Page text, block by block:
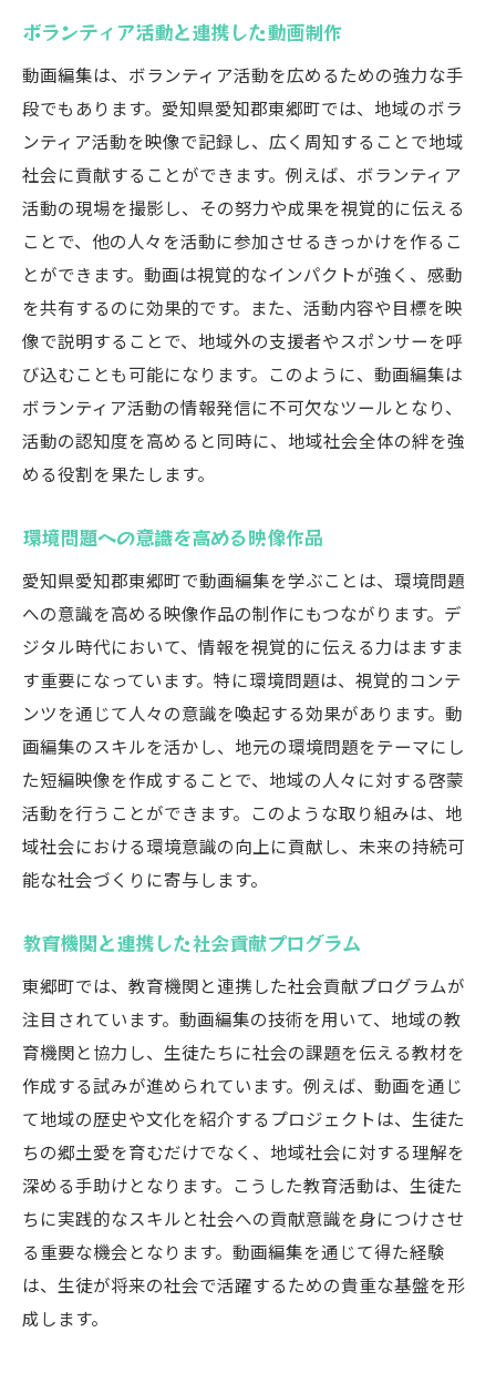
ボランティア活動と連携した動画制作
動画編集は、ボランティア活動を広めるための強力な手
段でもあります。愛知県愛知郡東郷町では、地域のボラ
ンティア活動を映像で記録し、広く周知することで地域
社会に貢献することができます。例えば、ボランティア
活動の現場を撮影し、その努力や成果を視覚的に伝える
ことで、他の人々を活動に参加させるきっかけを作るこ
とができます。動画は視覚的なインパクトが強く、感動
を共有するのに効果的です。また、活動内容や目標を映
像で説明することで、地域外の支援者やスポンサーを呼
び込むことも可能になります。このように、動画編集は
ボランティア活動の情報発信に不可欠なツールとなり、
活動の認知度を高めると同時に、地域社会全体の絆を強
める役割を果たします。
環境問題への意識を高める映像作品
愛知県愛知郡東郷町で動画編集を学ぶことは、環境問題
への意識を高める映像作品の制作にもつながります。デ
ジタル時代において、情報を視覚的に伝える力はますま
す重要になっています。特に環境問題は、視覚的コンテ
ンツを通じて人々の意識を喚起する効果があります。動
画編集のスキルを活かし、地元の環境問題をテーマにし
た短編映像を作成することで、地域の人々に対する啓蒙
活動を行うことができます。このような取り組みは、地
域社会における環境意識の向上に貢献し、未来の持続可
能な社会づくりに寄与します。
教育機関と連携した社会貢献プログラム
東郷町では、教育機関と連携した社会貢献プログラムが
注目されています。動画編集の技術を用いて、地域の教
育機関と協力し、生徒たちに社会の課題を伝える教材を
作成する試みが進められています。例えば、動画を通じ
て地域の歴史や文化を紹介するプロジェクトは、生徒た
ちの郷土愛を育むだけでなく、地域社会に対する理解を
深める手助けとなります。こうした教育活動は、生徒た
ちに実践的なスキルと社会への貢献意識を身につけさせ
る重要な機会となります。動画編集を通じて得た経験
は、生徒が将来の社会で活躍するための貴重な基盤を形
成します。